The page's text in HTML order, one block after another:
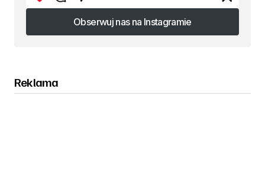
Obserwuj nas na Instagramie
Obserwuj nas na Instagramie
Reklama